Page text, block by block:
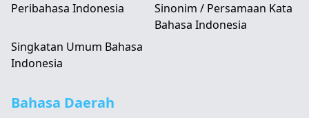
Peribahasa Indonesia
Sinonim / Persamaan Kata
Bahasa Indonesia
Singkatan Umum Bahasa
Indonesia
Bahasa Daerah